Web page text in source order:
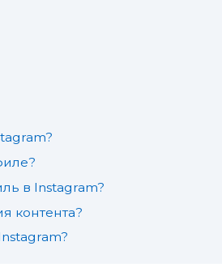
в Instagram?
контента?